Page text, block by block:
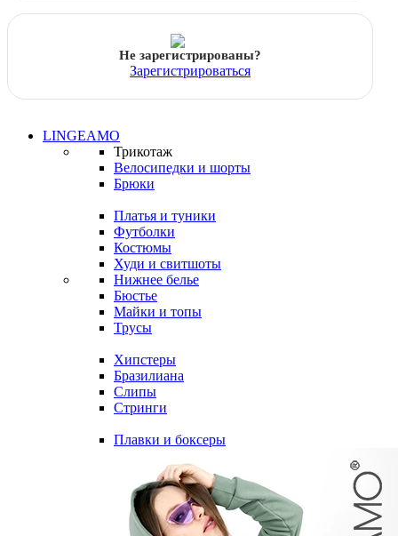
Не зарегистрированы?
Зарегистрироваться
LINGEAMO
Трикотаж
Велосипедки и шорты
Брюки
Платья и туники
Футболки
Костюмы
Худи и свитшоты
Нижнее белье
Бюстье
Майки и топы
Трусы
Хипстеры
Бразилиана
Слипы
Стринги
Плавки и боксеры